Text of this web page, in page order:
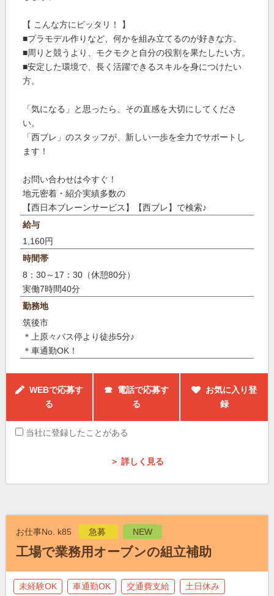
【 こんな方にピッタリ！ 】
■プラモデル作りなど、何かを組み立てるのが好きな方。
■周りと競うより、モクモクと自分の役割を果たしたい方。
■安定した環境で、長く活躍できるスキルを身につけたい
方。
「気になる」と思ったら、その直感を大切にしてくださ
い。
「西ブレ」のスタッフが、新しい一歩を全力でサポートし
ます！
お問い合わせは今すぐ！
地元密着・紹介実績多数の
【西日本ブレーンサービス】【西ブレ】で検索♪
給与
1,160円
時間帯
8：30～17：30（休憩80分）
実働7時間40分
勤務地
筑後市
＊上原々バス停より徒歩5分♪
＊車通勤OK！
WEBで応募す
る
☎ 電話で応募す
る
お気に入り登
録
当社に登録したことがある
＞ 詳しく見る
お仕事No. k85 急募 NEW
工場で業務用オーブンの組立補助
未経験OK 車通勤OK 交通費支給 土日休み